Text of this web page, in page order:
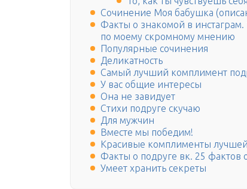
Сочинение Моя бабушка
Факты о знакомой в
по моему скромному мнению
Популярные сочинения
Деликатность
Самый лучший комплимент
У вас общие интересы
Она не завидует
Стихи подруге скучаю
Для мужчин
Вместе мы победим!
Красивые комплименты
Факты о подруге вк. 25 фактов
Умеет хранить секреты